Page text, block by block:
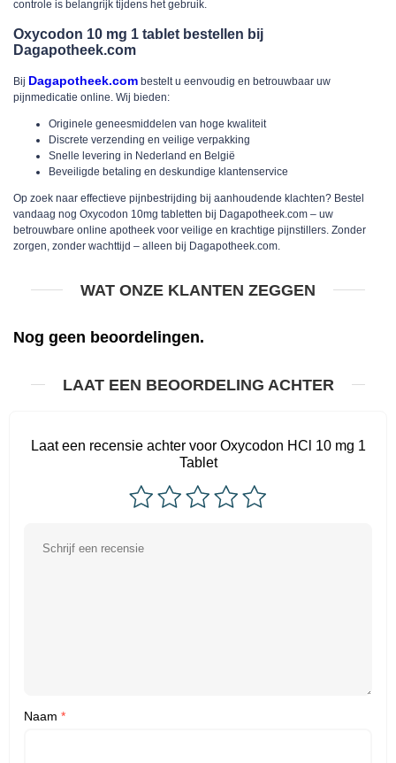
controle is belangrijk tijdens het gebruik.
Oxycodon 10 mg 1 tablet bestellen bij
Dagapotheek.com
Bij Dagapotheek.com bestelt u eenvoudig en betrouwbaar uw
pijnmedicatie online. Wij bieden:
Originele geneesmiddelen van hoge kwaliteit
Discrete verzending en veilige verpakking
Snelle levering in Nederland en België
Beveiligde betaling en deskundige klantenservice
Op zoek naar effectieve pijnbestrijding bij aanhoudende klachten? Bestel
vandaag nog Oxycodon 10mg tabletten bij Dagapotheek.com – uw
betrouwbare online apotheek voor veilige en krachtige pijnstillers. Zonder
zorgen, zonder wachttijd – alleen bij Dagapotheek.com.
WAT ONZE KLANTEN ZEGGEN
Nog geen beoordelingen.
LAAT EEN BEOORDELING ACHTER
Laat een recensie achter voor Oxycodon HCl 10 mg 1
Tablet
Naam *